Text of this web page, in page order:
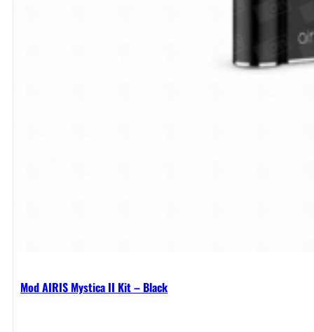
Mod AIRIS Mystica II Kit – Black